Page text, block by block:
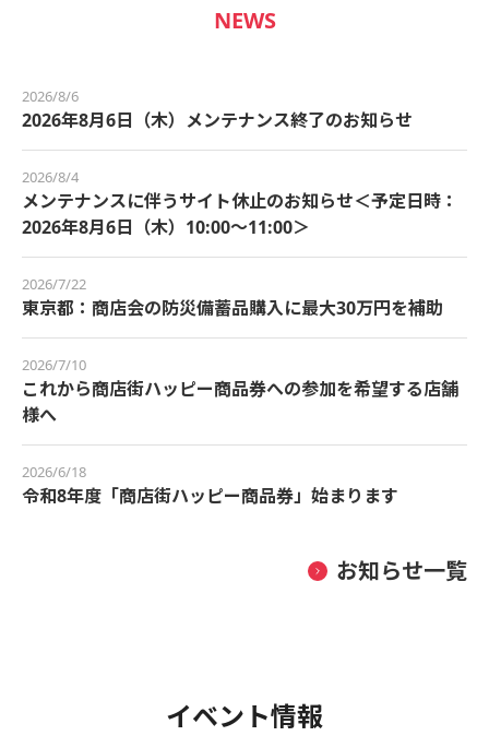
NEWS
2026/8/6
2026年8月6日（木）メンテナンス終了のお知らせ
2026/8/4
メンテナンスに伴うサイト休止のお知らせ＜予定日時：
2026年8月6日（木）10:00～11:00＞
2026/7/22
東京都：商店会の防災備蓄品購入に最大30万円を補助
2026/7/10
これから商店街ハッピー商品券への参加を希望する店舗
様へ
2026/6/18
令和8年度「商店街ハッピー商品券」始まります
お知らせ一覧
イベント情報